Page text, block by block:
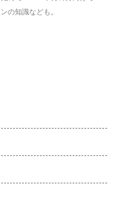
の知識なども。